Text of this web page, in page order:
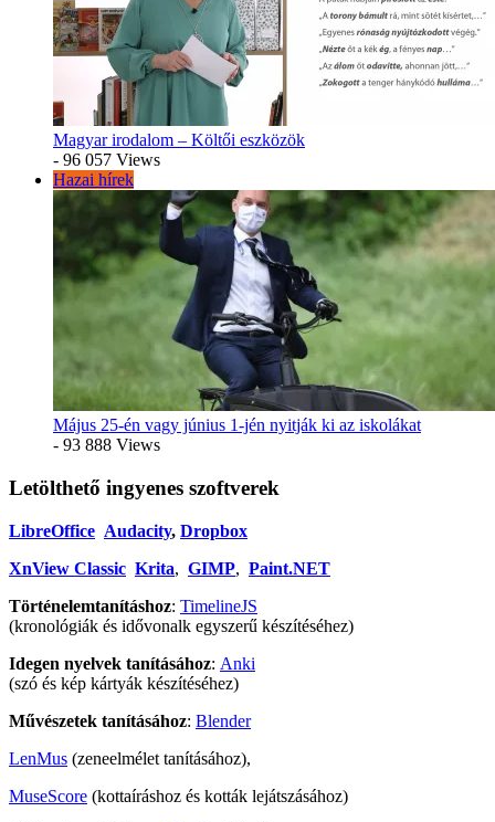
Magyar irodalom – Költői eszközök
- 96 057 Views
Hazai hírek
Május 25-én vagy június 1-jén nyitják ki az iskolákat
- 93 888 Views
Letölthető ingyenes szoftverek
LibreOffice Audacity, Dropbox
XnView Classic Krita, GIMP, Paint.NET
Történelemtanításhoz: TimelineJS
(kronológiák és idővonalk egyszerű készítéséhez)
Idegen nyelvek tanításához: Anki
(szó és kép kártyák készítéséhez)
Művészetek tanításához: Blender
LenMus (zeneelmélet tanításához),
MuseScore (kottaíráshoz és kották lejátszásához)